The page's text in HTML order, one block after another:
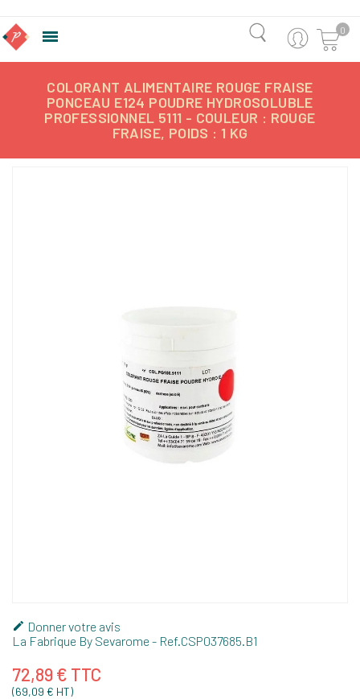
 0
COLORANT ALIMENTAIRE ROUGE FRAISE
PONCEAU E124 POUDRE HYDROSOLUBLE
PROFESSIONNEL 5111 - COULEUR : ROUGE
FRAISE, POIDS : 1 KG
 Donner votre avis
La Fabrique By Sevarome - Ref. CSP037685.B1
72,89 € TTC
(69,09 € HT)